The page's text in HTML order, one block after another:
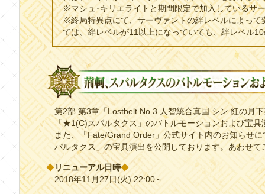
※マシュ･キリエライトと期間限定で加入しているサ
※終局特異点にて、サーヴァントの絆レベルによって
ては、絆レベルが11以上になっていても、絆レベル
第2部 第3章「Lostbelt No.3 人智統合真国 シン 紅の月
「★1(C)スパルタクス」のバトルモーションおよび宝具
また、「Fate/Grand Order」公式サイト内のお知らせ
パルタクス」の宝具演出を公開しております。あわせて
◆リニューアル日時◆
2018年11月27日(火) 22:00～